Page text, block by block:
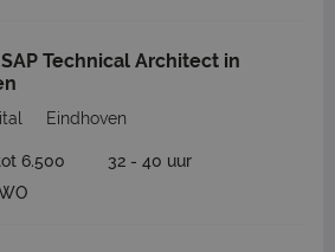
Technical Architect in
Eindhoven
6.500
32 - 40 uur